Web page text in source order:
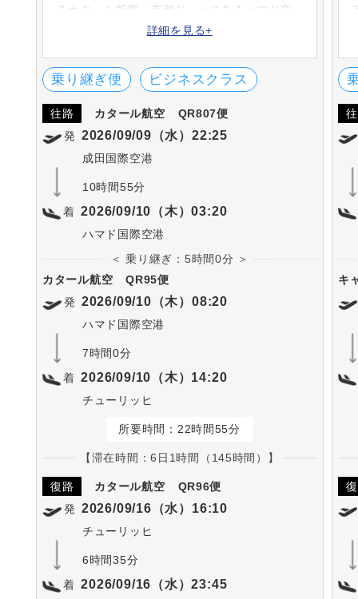
るカタール航空。首都ドーハにあるハマド空
港を本拠地とし、コードシェアも含め150以上
評価は国際的にも高く、数々の賞を受賞して
いる。
詳細を見る+
乗り継ぎ便 ビジネスクラス
往路 カタール航空
QR807便
発 2026/09/09（水）22:25
成田国際空港
10時間55分
着 2026/09/10（木）03:20
ハマド国際空港
＜ 乗り継ぎ：5時間0分 ＞
カタール航空
QR95便
発 2026/09/10（木）08:20
ハマド国際空港
7時間0分
着 2026/09/10（木）14:20
チューリッヒ
所要時間：22時間55分
【滞在時間：6日1時間（145時間）】
復路 カタール航空
QR96便
発 2026/09/16（水）16:10
チューリッヒ
6時間35分
着 2026/09/16（水）23:45
キ